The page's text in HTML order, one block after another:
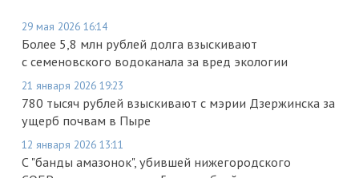
29 мая 2026 16:14
Более 5,8 млн рублей долга взыскивают
с семеновского водоканала за вред экологии
21 января 2026 19:23
780 тысяч рублей взыскивают с мэрии Дзержинска за
ущерб почвам в Пыре
12 января 2026 13:11
С "банды амазонок", убившей нижегородского